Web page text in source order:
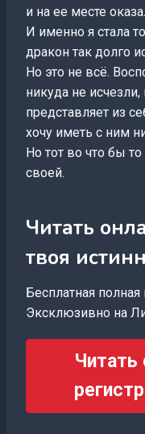
и на ее месте
И именно я стала
дракон так долго
Но это не всё.
никуда не
представляет из
хочу иметь с ним
Но тот во что бы
своей.
Читать
твоя
Бесплатная полная
Эксклюзивно на
Читать